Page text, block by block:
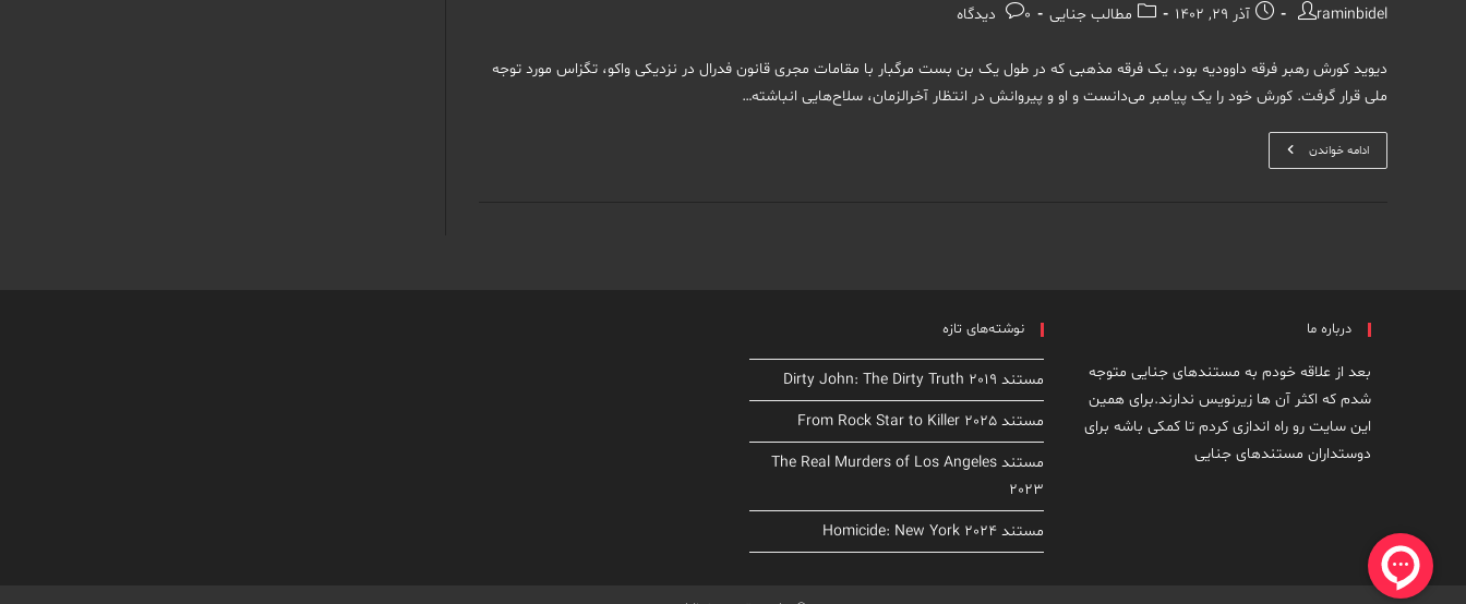
نویسندهٔ
raminbidel
نوشته
شده
است:
آذر 29, 1402
دسته‌مطالب جنایی
نظرات0 دیدگاه
دیوید کورش رهبر فرقه داوودیه بود، یک فرقه مذهبی که در طول یک بن بست مرگبار با مقامات مجری قانون فدرال در نزدیکی واکو، تگزاس مورد توجه
ملی قرار گرفت. کورش خود را یک پیامبر می‌دانست و او و پیروانش در انتظار آخرالزمان، سلاح‌هایی انباشته…
ادامه خواندندیوید
کورش
درباره ما
بعد از علاقه خودم به مستندهای جنایی متوجه
شدم که اکثر آن ها زیرنویس ندارند.برای همین
این سایت رو راه اندازی کردم تا کمکی باشه برای
دوستداران مستندهای جنایی
نوشته‌های تازه
مستند Dirty John: The Dirty Truth 2019
مستند From Rock Star to Killer 2025
مستند The Real Murders of Los Angeles
2023
مستند Homicide: New York 2024